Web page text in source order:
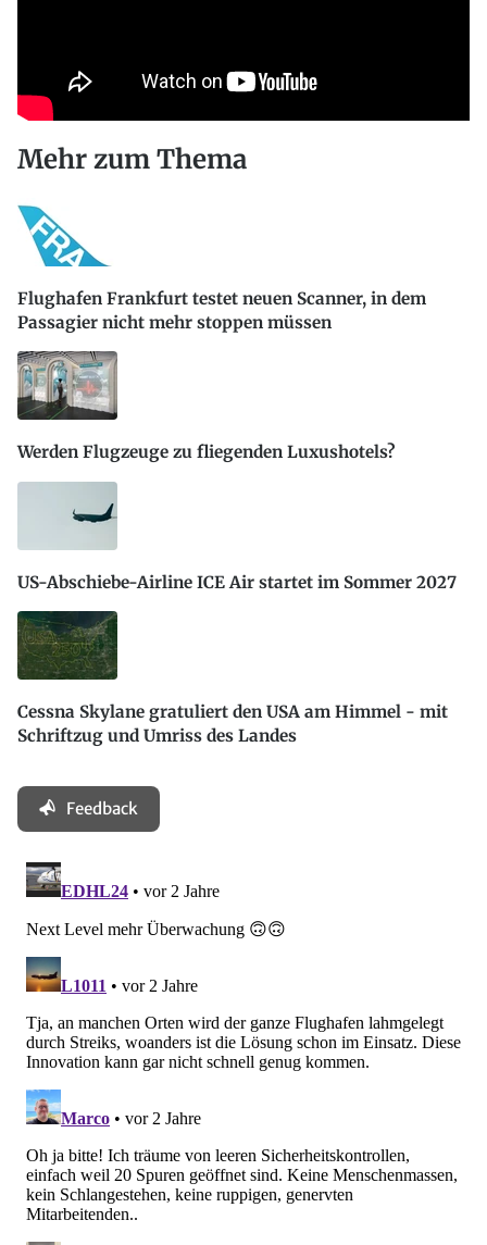
Mehr zum Thema
Flughafen Frankfurt testet neuen Scanner, in dem
Passagier nicht mehr stoppen müssen
Werden Flugzeuge zu fliegenden Luxushotels?
US-Abschiebe-Airline ICE Air startet im Sommer 2027
Cessna Skylane gratuliert den USA am Himmel - mit
Schriftzug und Umriss des Landes
Feedback